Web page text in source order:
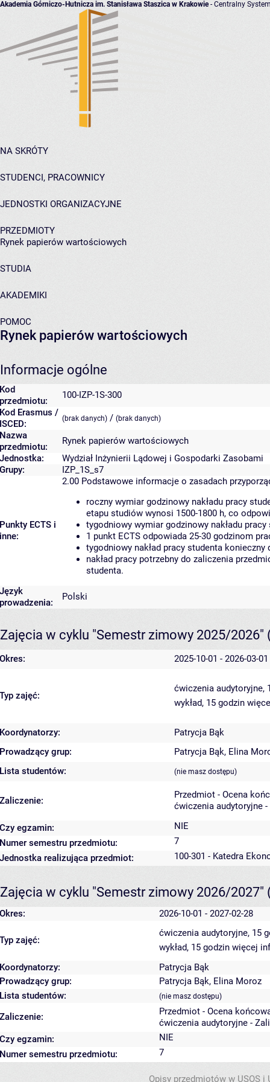
Akademia Górniczo-Hutnicza im. Stanisława Staszica w Krakowie- Centralny
NA SKRÓTY
STUDENCI, PRACOWNICY
JEDNOSTKI ORGANIZACYJNE
PRZEDMIOTY
Rynek papierów wartościowych
STUDIA
AKADEMIKI
POMOC
Rynek papierów wartościowych
Informacje ogólne
Kod
przedmiotu:
100-IZP-1S-300
Kod Erasmus /
ISCED:
(brak danych) / (brak danych)
Nazwa
przedmiotu:
Rynek papierów wartościowych
Jednostka:
Wydział Inżynierii Lądowej i Gospodarki Zasobami
Grupy:
IZP_1S_s7
Punkty ECTS i
inne:
2.00 Podstawowe informacje o zasadach
roczny wymiar godzinowy nakładu pracy
etapu studiów wynosi 1500-1800 h, co
tygodniowy wymiar godzinowy nakładu
1 punkt ECTS odpowiada 25-30 godzinom
tygodniowy nakład pracy studenta
nakład pracy potrzebny do zaliczenia
studenta.
Język
prowadzenia:
Polski
Zajęcia w cyklu "Semestr zimowy 2025/2026"
Okres: 2025-10-01 - 2026-03-01
Typ zajęć:
ćwiczenia audytoryjne,
wykład, 15 godzin
Koordynatorzy:
Patrycja Bąk
Prowadzący grup:
Patrycja Bąk, Elina
Lista studentów:
(nie masz dostępu)
Zaliczenie:
Przedmiot - Ocena
ćwiczenia audytoryjne
Czy egzamin:
NIE
Numer semestru przedmiotu:
7
Jednostka realizująca przedmiot:
100-301 - Katedra
Zajęcia w cyklu "Semestr zimowy 2026/2027"
Okres: 2026-10-01 - 2027-02-28
Typ zajęć:
ćwiczenia audytoryjne, 15
wykład, 15 godzin więcej
Koordynatorzy:
Patrycja Bąk
Prowadzący grup:
Patrycja Bąk, Elina Moroz
Lista studentów:
(nie masz dostępu)
Zaliczenie:
Przedmiot - Ocena
ćwiczenia audytoryjne -
Czy egzamin:
NIE
Numer semestru przedmiotu:
7
Opisy przedmiotów w USOS